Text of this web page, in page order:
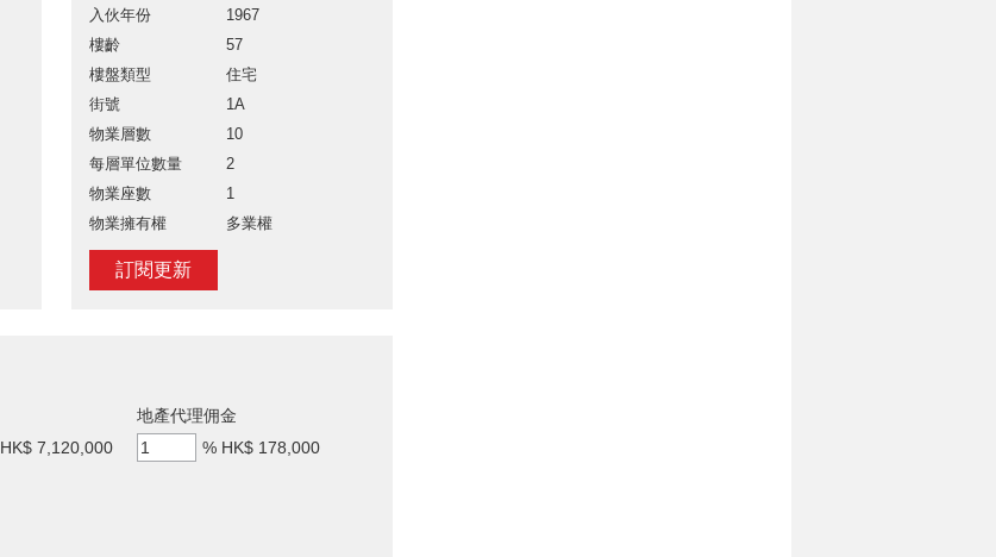
入伙年份
1967
樓齡
57
樓盤類型
住宅
街號
1A
物業層數
10
每層單位數量
2
物業座數
1
物業擁有權
多業權
訂閱更新
HK$ 7,120,000
地產代理佣金
% HK$ 178,000